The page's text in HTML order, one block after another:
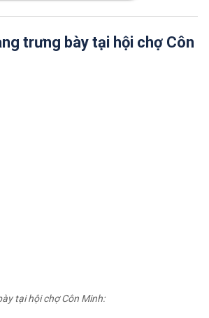
trưng bày tại hội chợ Côn
tại hội chợ Côn Minh: